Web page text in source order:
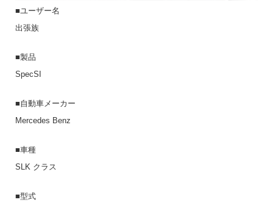
■ユーザー名
出張族
■製品
SpecSI
■自動車メーカー
Mercedes Benz
■車種
SLK クラス
■型式